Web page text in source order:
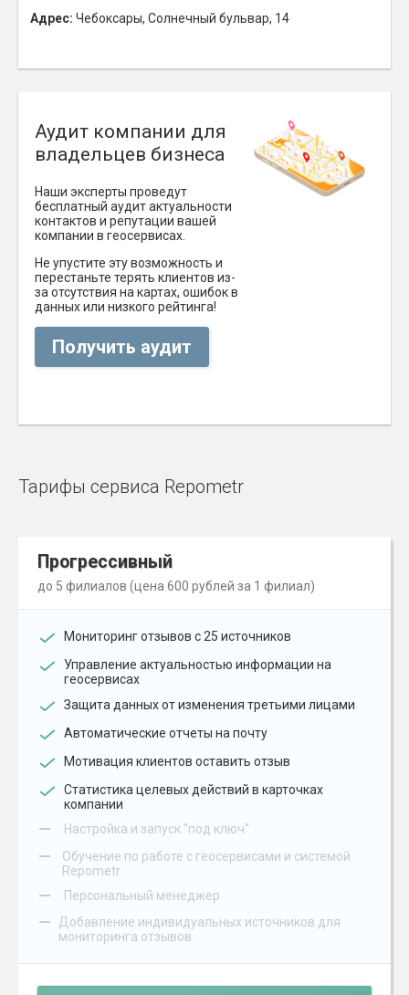
Адрес: Чебоксары, Солнечный бульвар, 14
Аудит компании для
владельцев бизнеса
Наши эксперты проведут
бесплатный аудит актуальности
контактов и репутации вашей
компании в геосервисах.
Не упустите эту возможность и
перестаньте терять клиентов из-
за отсутствия на картах, ошибок в
данных или низкого рейтинга!
Получить аудит
Тарифы сервиса Repometr
Прогрессивный
до 5 филиалов (цена 600 рублей за 1 филиал)
Мониторинг отзывов с 25 источников
Управление актуальностью информации на
геосервисах
Защита данных от изменения третьими лицами
Автоматические отчеты на почту
Мотивация клиентов оставить отзыв
Статистика целевых действий в карточках
компании
– Настройка и запуск "под ключ"
–
Обучение по работе с геосервисами и системой
Repometr
– Персональный менеджер
–
Добавление индивидуальных источников для
мониторинга отзывов